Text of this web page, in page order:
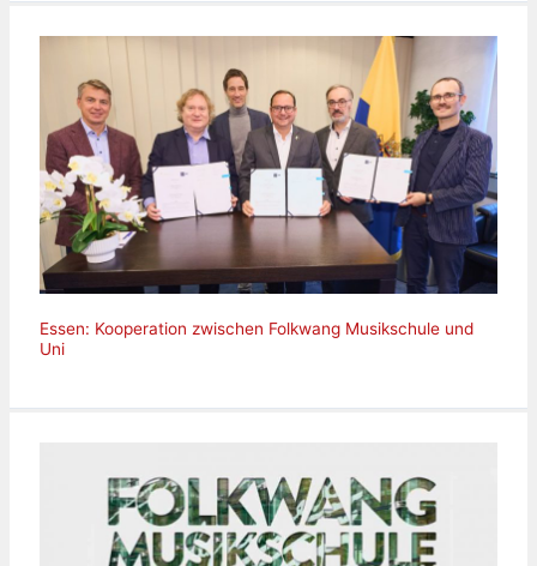
Essen: Kooperation zwischen Folkwang Musikschule und
Uni